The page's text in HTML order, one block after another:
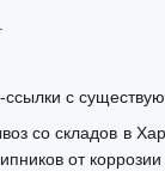
с
со складов в
от